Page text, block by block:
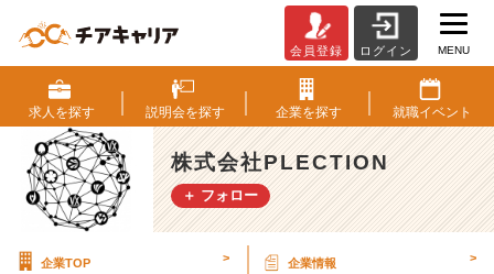
指
せ
新
人
賞！！
【株
会員登録 ログイン MENU
求人を探す 説明会を探す 企業を探す 就職イベント
株式会社PLECTION
＋ フォロー
企業TOP > 企業情報 >